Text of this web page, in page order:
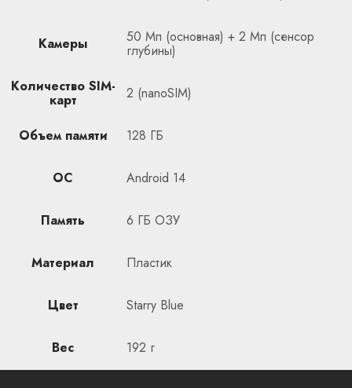
Камеры 50 Мп (основная) + 2 Мп (сенсор
глубины)
Количество SIM-
карт 2 (nanoSIM)
Объем памяти 128 ГБ
ОС Android 14
Память 6 ГБ ОЗУ
Материал Пластик
Цвет Starry Blue
Вес 192 г